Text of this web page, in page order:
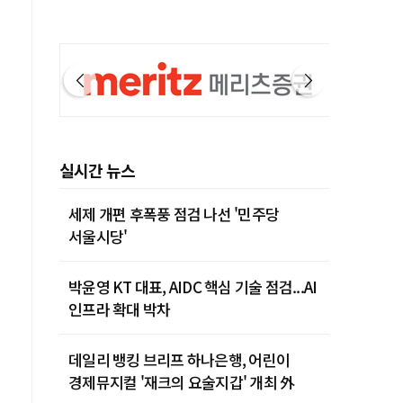
실시간 뉴스
세제 개편 후폭풍 점검 나선 '민주당
서울시당'
박윤영 KT 대표, AIDC 핵심 기술 점검...AI
인프라 확대 박차
데일리 뱅킹 브리프 하나은행, 어린이
경제뮤지컬 '재크의 요술지갑' 개최 外